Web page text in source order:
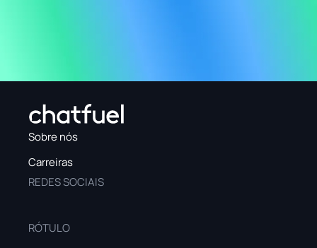
Sobre nós
Carreiras
REDES SOCIAIS
RÓTULO